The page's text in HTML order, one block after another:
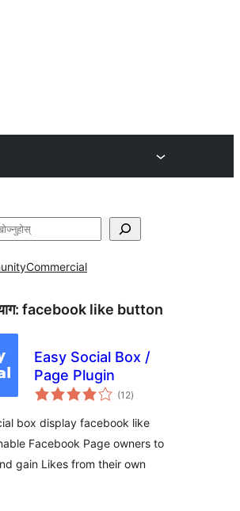
Commercial
facebook like button
Easy Social Box /
Page Plugin
(12कुल
रेटिङ्गहरू
)
box display facebook like
Facebook Page owners to
gain Likes from their own